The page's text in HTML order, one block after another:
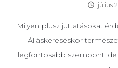
július
Milyen plusz juttatásokat
Álláskereséskor
legfontosabb szempont,